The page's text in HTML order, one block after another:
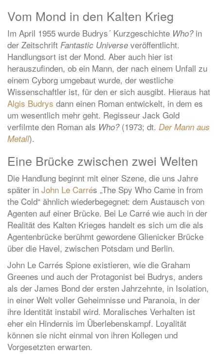
Vom Mond in den Kalten Krieg
Im April 1955 wurde Budrys´ Kurzgeschichte Who?in
der Zeitschrift Fantastic Universe veröffentlicht.
Handlungsort ist der Mond. Aber auch hier ist
herauszufinden, ob ein Mann, der nach einem Unfall zu
einem Cyborg umgebaut wurde, der westliche
Wissenschaftler ist, für den er sich ausgibt. Hieraus hat
Algis Budrys dann einen Roman entwickelt, in dem es
um wesentlich mehr geht. Regisseur Jack Gold
verfilmte den Roman als Who?(1973; dt. Der Mann aus
Metall).
Eine Brücke zwischen zwei Welten
Die Handlung beginnt mit einer Szene, die uns Jahre
später in John Le Carrés „The Spy Who Came in from
the Cold“ ähnlich wiederbegegnet: dem Austausch von
Agenten auf einer Brücke. Bei Le Carré wie auch in der
Realität des Kalten Krieges handelt es sich um die als
Agentenbrücke berühmt gewordene Glienicker Brücke
über die Havel, zwischen Potsdam und Berlin.
John Le Carrés Spione existieren, wie die Graham
Greenes und auch der Protagonist bei Budrys, anders
als der James Bond der ersten Jahrzehnte, in Isolation,
in einer Welt voller Geheimnisse und Paranoia, in der
ihre Identität instabil wird. Moralisches Verhalten ist
eher ein Hindernis im Überlebenskampf. Loyalität
können sie nicht einmal von ihren Kollegen und
Vorgesetzten erwarten.